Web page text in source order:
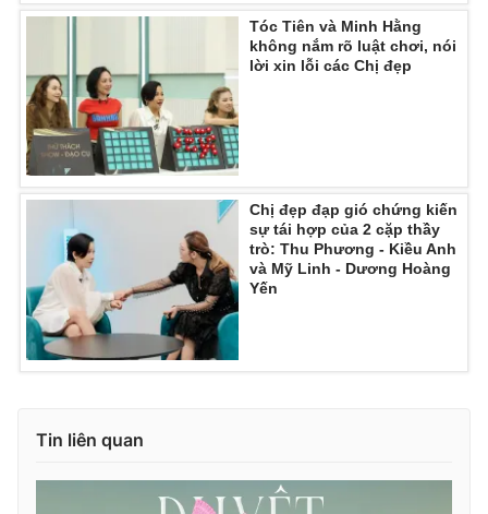
Tóc Tiên và Minh Hằng
không nắm rõ luật chơi, nói
lời xin lỗi các Chị đẹp
Chị đẹp đạp gió chứng kiến
sự tái hợp của 2 cặp thầy
trò: Thu Phương - Kiều Anh
và Mỹ Linh - Dương Hoàng
Yến
Tin liên quan